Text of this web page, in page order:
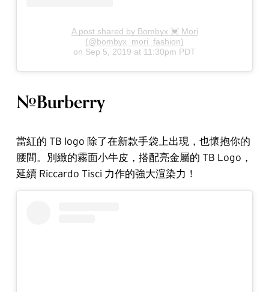
A post shared by Bombyx 💓 Mori
(@bombyx_mori_fashion)
on Sep 5, 2019 at 11:30pm PDT
#Burberry
當紅的 TB logo 除了在新款手袋上出現，也懷抱你的
腰間。別緻的霧面小牛皮，搭配亮金屬的 TB Logo，
延續 Riccardo Tisci 力作的強大渲染力！